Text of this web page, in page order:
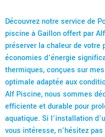
Découvrez notre service de
piscine à Gaillon offert par
préserver la chaleur de
économies d’énergie
thermiques, conçues sur
optimale adaptée aux
Alf Piscine, nous sommes
efficiente et durable pour
aquatique. Si l’installation
vous intéresse, n’hésitez